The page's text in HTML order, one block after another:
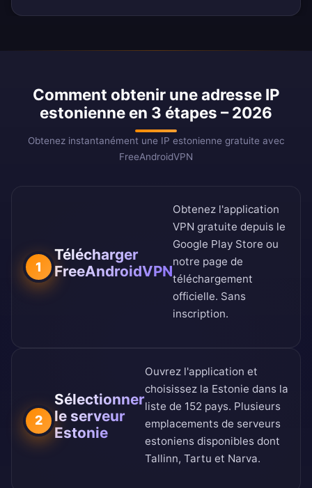
Comment obtenir une adresse IP
estonienne en 3 étapes – 2026
Obtenez instantanément une IP estonienne gratuite avec
FreeAndroidVPN
1
Télécharger
FreeAndroidVPN
Obtenez l'application
VPN gratuite depuis le
Google Play Store ou
notre page de
téléchargement
officielle. Sans
inscription.
2
Sélectionner
le serveur
Estonie
Ouvrez l'application et
choisissez la Estonie dans la
liste de 152 pays. Plusieurs
emplacements de serveurs
estoniens disponibles dont
Tallinn, Tartu et Narva.